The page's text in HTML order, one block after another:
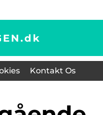
dk
Kontakt Os